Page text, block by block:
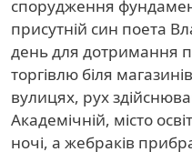
спорудження
присутній син поета
день для дотримання
торгівлю біля
вулицях, рух
Академічній, місто
ночі, а жебраків